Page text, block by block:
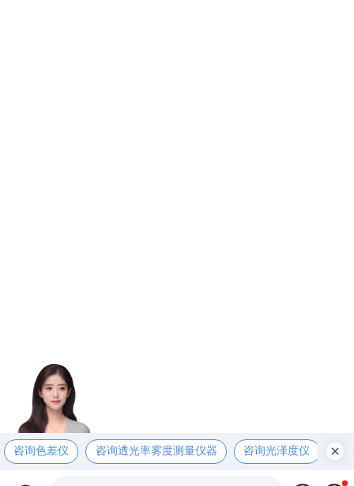
咨询色差仪 咨询透光率雾度测量仪器 咨询光泽度仪 咨